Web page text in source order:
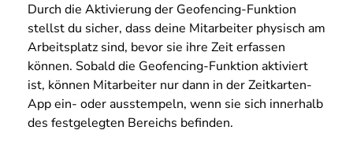
Durch die Aktivierung der Geofencing-Funktion
stellst du sicher, dass deine Mitarbeiter physisch am
Arbeitsplatz sind, bevor sie ihre Zeit erfassen
können. Sobald die Geofencing-Funktion aktiviert
ist, können Mitarbeiter nur dann in der Zeitkarten-
App ein- oder ausstempeln, wenn sie sich innerhalb
des festgelegten Bereichs befinden.